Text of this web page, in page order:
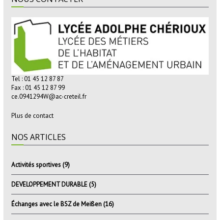
Tel : 01 45 12 87 87
Fax : 01 45 12 87 99
ce.0941294W@ac-creteil.fr
Plus de contact
NOS ARTICLES
Activités sportives(9)
DEVELOPPEMENT DURABLE(5)
Échanges avec le BSZ de Meißen(16)